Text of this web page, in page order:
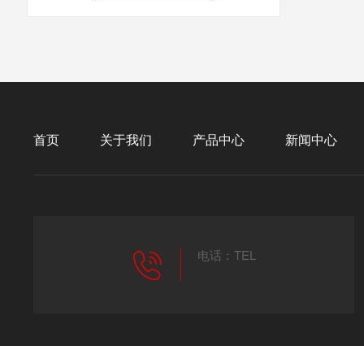
首页 关于我们 产品中心 新闻中心
电话：TEL